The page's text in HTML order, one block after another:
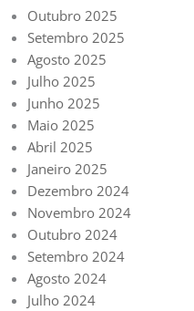
Outubro 2025
Setembro 2025
Agosto 2025
Julho 2025
Junho 2025
Maio 2025
Abril 2025
Janeiro 2025
Dezembro 2024
Novembro 2024
Outubro 2024
Setembro 2024
Agosto 2024
Julho 2024